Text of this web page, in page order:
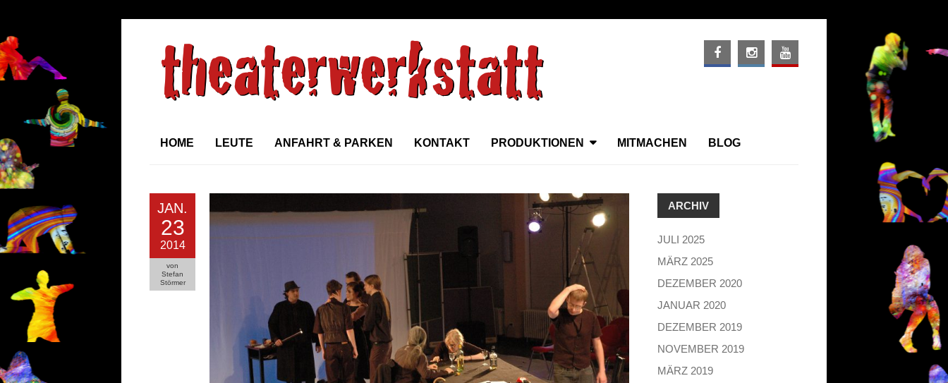
HOME LEUTE ANFAHRT & PARKEN KONTAKT PRODUKTIONEN MITMACHEN BLOG
JAN.
23
2014
von
Stefan
Störmer
ARCHIV
JULI 2025
MÄRZ 2025
DEZEMBER 2020
JANUAR 2020
DEZEMBER 2019
NOVEMBER 2019
MÄRZ 2019